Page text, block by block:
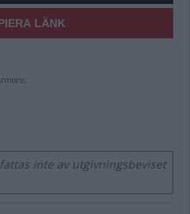
LÄNK
inte av utgivningsbeviset